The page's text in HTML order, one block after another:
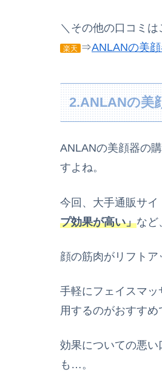
＼その他の口コミは
楽天 ⇒ANLANの美
2.ANLANの美
ANLANの美顔器の
すよね。
今回、大手通販サ
プ効果が高い」など
顔の筋肉がリフトア
手軽にフェイスマ
用するのがおすすめ
効果についての悪
も…。